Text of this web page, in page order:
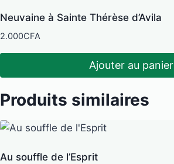
Neuvaine à Sainte Thérèse d’Avila
2.000CFA
Ajouter au panier
Produits similaires
Au souffle de l’Esprit